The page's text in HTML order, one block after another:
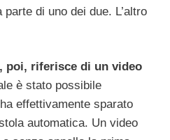
di uno dei due. L’altro
poi, riferisce di un video
è stato possibile
effettivamente sparato
automatica. Un video